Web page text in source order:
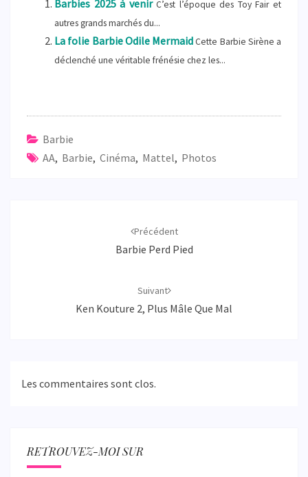
Barbies 2025 à venir C’est l’époque des Toy Fair et
autres grands marchés du...
La folie Barbie Odile MermaidCette Barbie Sirène a
déclenché une véritable frénésie chez les...
Barbie
AA, Barbie, Cinéma, Mattel, Photos
Précédent
Barbie Perd Pied
Suivant
Ken Kouture 2, Plus Mâle Que Mal
Les commentaires sont clos.
RETROUVEZ-MOI SUR